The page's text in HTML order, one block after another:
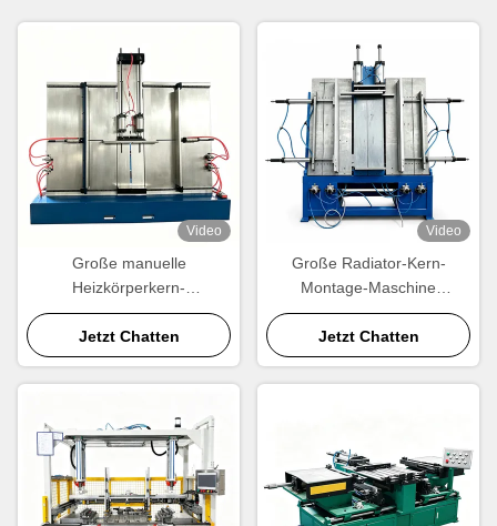
Video
Große manuelle
Heizkörperkern-
Montagemaschine |
Wärmetauscher-
Montageausrüstung nach
Maß
Jetzt Chatten
Video
Große Radiator-Kern-
Montage-Maschine
Hersteller 1200 × 1000 mm
Wärmetauscher-Kern-
Bauherr
Jetzt Chatten